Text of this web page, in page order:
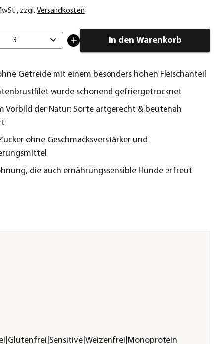
, zzgl. Versandkosten
3 In den Warenkorb
Getreide mit einem besonders hohen Fleischanteil
wurde schonend gefriergetrocknet
Vorbild der Natur: Sorte artgerecht & beutenah
ohne Geschmacksverstärker und
die auch ernährungssensible Hunde erfreut